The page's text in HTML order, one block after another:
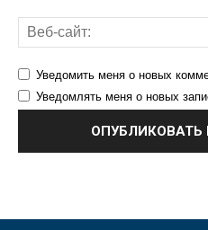
Уведомить меня о новых
Уведомлять меня о новых